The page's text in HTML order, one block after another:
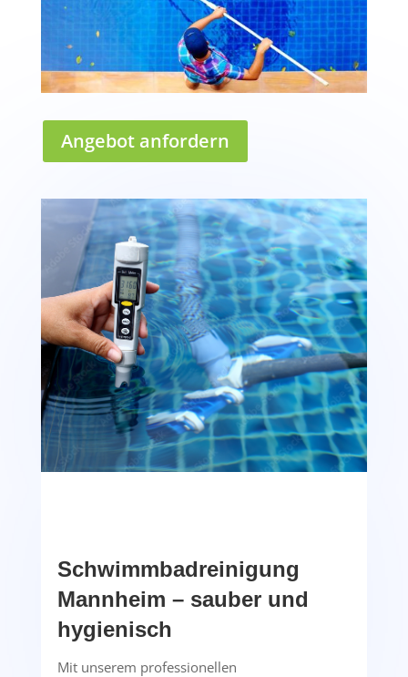
Angebot anfordern
Schwimmbadreinigung
Mannheim – sauber und
hygienisch
Mit unserem professionellen